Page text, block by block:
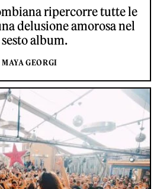
ripercorre tutte le
delusione amorosa nel
album.
GEORGI